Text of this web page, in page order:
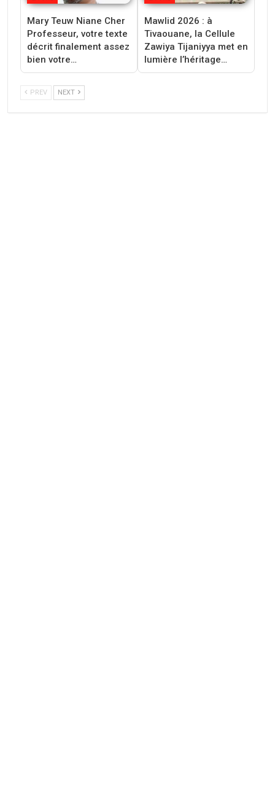
Mary Teuw Niane Cher
Professeur, votre texte
décrit finalement assez
bien votre…
Mawlid 2026 : à
Tivaouane, la Cellule
Zawiya Tijaniyya met en
lumière l’héritage…
PREV NEXT